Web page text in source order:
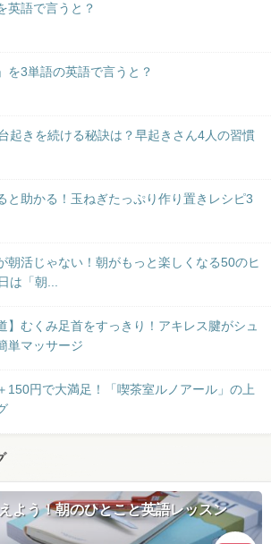
英語で言うと？
を3単語の英語で言うと？
起きを続ける秘訣は？早起きさん4人の習慣
と助かる！玉ねぎたっぷり作り置きレシピ3
朝活じゃない！朝がもっと楽しくなる50のヒ
は「朝...
】むくみ足首をすっきり！アキレス腱がシュ
単マッサージ
150円で大満足！「喫茶室ルノアール」の上
よう！朝のひとこと英語レッスン